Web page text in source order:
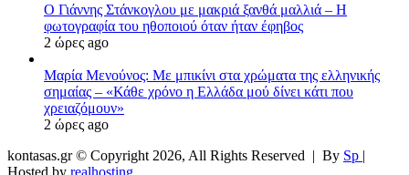
Ο Γιάννης Στάνκογλου με μακριά ξανθά μαλλιά – Η
φωτογραφία του ηθοποιού όταν ήταν έφηβος
2 ώρες ago
Μαρία Μενούνος: Με μπικίνι στα χρώματα της ελληνικής
σημαίας – «Κάθε χρόνο η Ελλάδα μού δίνει κάτι που
χρειαζόμουν»
2 ώρες ago
kontasas.gr © Copyright 2026, All Rights Reserved | By Sp |
Hosted by realhosting